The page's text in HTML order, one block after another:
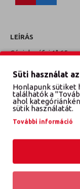
LEÍRÁS
Gépi dugófej 1" 65mm
VÉLEMÉNYEK
Süti használat
Honlapunk sütiket
találhatók a
ahol
sütik használatát.
További információ